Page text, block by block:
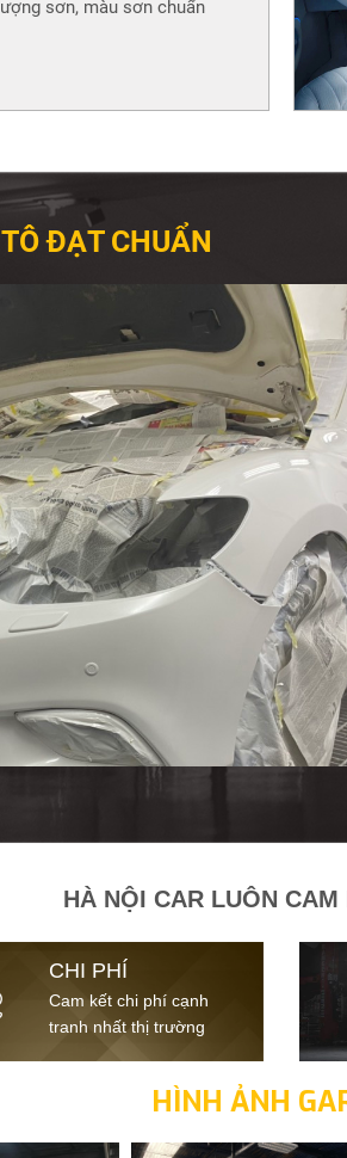
sơn, màu sơn chuẩn
ĐẠT CHUẨN
HÀ NỘI CAR LUÔN
CHI PHÍ
Cam kết chi phí cạnh
tranh nhất thị trường
HÌNH ẢNH